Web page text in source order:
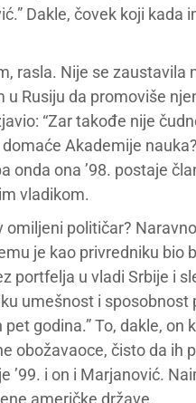
Dakle, čovek koji
rasla. Nije se zaustavila
u Rusiju da promoviše
“Zar takođe nije
Akademije
onda ona ’98. postaje
vladikom.
političar?
je kao privredniku bio
portfelja u vladi Srbije i
umešnost i
godina.” To, dakle, on
obožavaoce, čisto da ih
’99. i on i Marjanović.
američke države.